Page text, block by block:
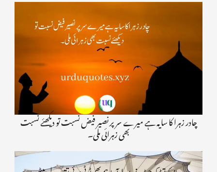
چادر زہرا کا سایہ ہے میرے سر پر نصیر فیض نسبت تو دیکھئے نسبت
بھی زہرائی ملی۔